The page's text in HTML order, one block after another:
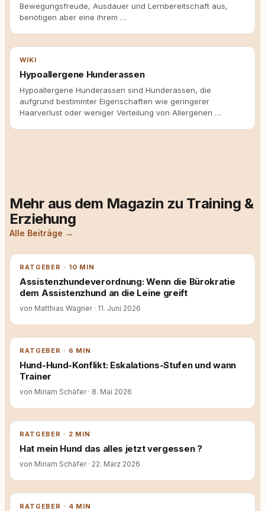
Bewegungsfreude, Ausdauer und Lernbereitschaft aus,
benötigen aber eine ihrem …
WIKI
Hypoallergene Hunderassen
Hypoallergene Hunderassen sind Hunderassen, die
aufgrund bestimmter Eigenschaften wie geringerer
Haarverlust oder weniger Verteilung von Allergenen …
Mehr aus dem Magazin zu Training &
Erziehung
Alle Beiträge →
RATGEBER · 10 MIN
Assistenzhundeverordnung: Wenn die Bürokratie
dem Assistenzhund an die Leine greift
von Matthias Wagner · 11. Juni 2026
RATGEBER · 6 MIN
Hund-Hund-Konflikt: Eskalations-Stufen und wann
Trainer
von Miriam Schäfer · 8. Mai 2026
RATGEBER · 2 MIN
Hat mein Hund das alles jetzt vergessen ?
von Miriam Schäfer · 22. März 2026
RATGEBER · 4 MIN